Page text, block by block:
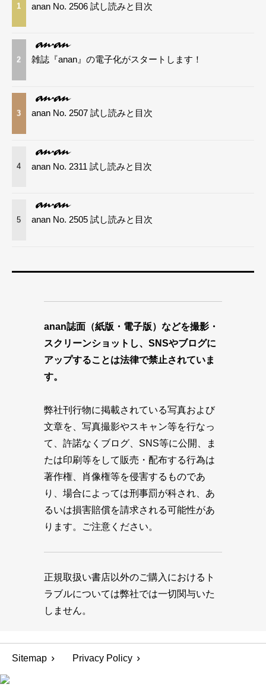
1 anan No. 2506 試し読みと目次
2 雑誌『anan』の電子化がスタートします！
3 anan No. 2507 試し読みと目次
4 anan No. 2311 試し読みと目次
5 anan No. 2505 試し読みと目次
anan誌面（紙版・電子版）などを撮影・
スクリーンショットし、SNSやブログに
アップすることは法律で禁止されていま
す。
弊社刊行物に掲載されている写真および
文章を、写真撮影やスキャン等を行なっ
て、許諾なくブログ、SNS等に公開、ま
たは印刷等をして販売・配布する行為は
著作権、肖像権等を侵害するものであ
り、場合によっては刑事罰が科され、あ
るいは損害賠償を請求される可能性があ
ります。ご注意ください。
正規取扱い書店以外のご購入におけるト
ラブルについては弊社では一切関与いた
しません。
Sitemap Privacy Policy